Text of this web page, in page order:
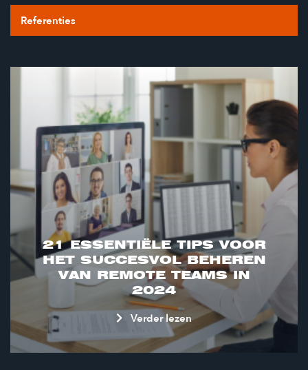
Referenties
21 ESSENTIËLE TIPS VOOR
HET SUCCESVOL BEHEREN
VAN REMOTE TEAMS IN
2024
Verder lezen